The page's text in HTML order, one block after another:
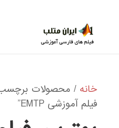
خانه / محصولات برچسب
فیلم آموزشی EMTP”